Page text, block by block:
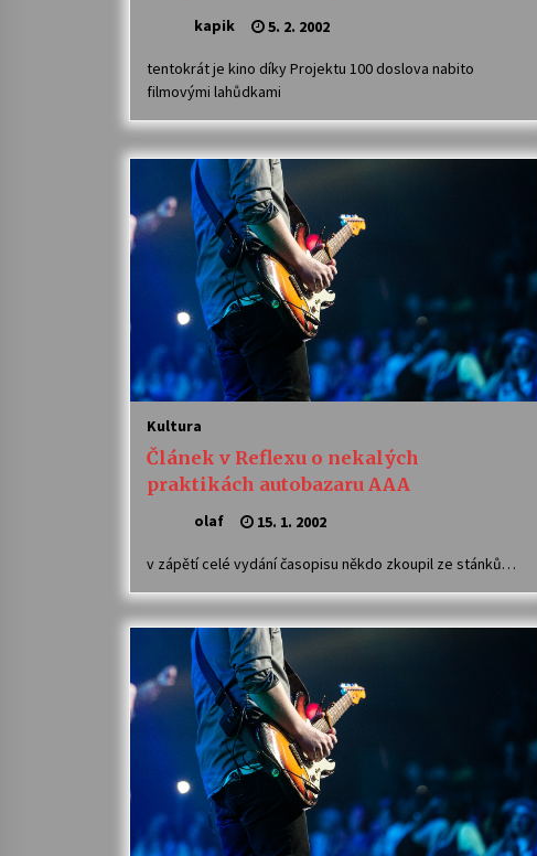
kapik 5. 2. 2002
tentokrát je kino díky Projektu 100 doslova nabito
filmovými lahůdkami
Kultura
Článek v Reflexu o nekalých
praktikách autobazaru AAA
olaf 15. 1. 2002
v zápětí celé vydání časopisu někdo zkoupil ze stánků…